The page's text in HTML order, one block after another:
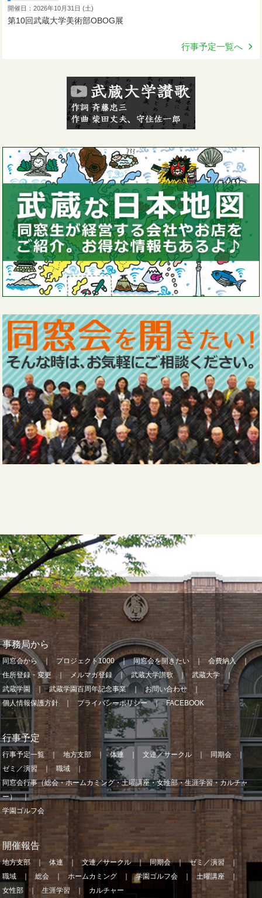
開催日：2026年10月31日 (土)
第10回武蔵大学美術部OBOG展
行事予定一覧へ
事務局から
同窓会から プロジェクト1000 同窓会を開きたい
会費納入
住所登録・変更
メルマガ登録 武蔵大学讃歌
武蔵大学
武蔵学園
武蔵学園百周年記念事業
お問い合わせ
個人情報保護方針
プライバシーポリシー FACEBOOK
行事予定
行事予定一覧 地方支部 体連 文連／サークル
同期会
ゼミ／演習
職域
同窓会行事（総会・ホームカミング・土曜講座・女性部・生涯学習・カルチャ
ー）
学園ゴルフ会
開催報告
地方支部 体連 文連／サークル 同期会
ゼミ／演習
職域
総会 ホームカミング 学園ゴルフ会
土曜講座
女性部
生涯学習 カルチャー